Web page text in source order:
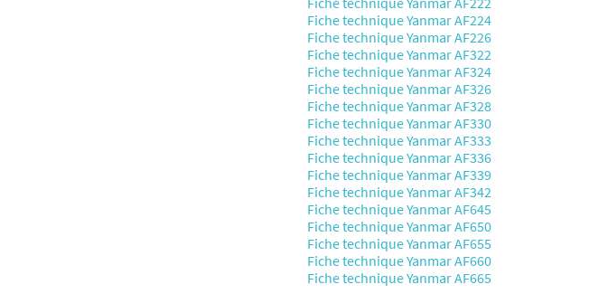
Fiche technique Yanmar AF224
Fiche technique Yanmar AF226
Fiche technique Yanmar AF322
Fiche technique Yanmar AF324
Fiche technique Yanmar AF326
Fiche technique Yanmar AF328
Fiche technique Yanmar AF330
Fiche technique Yanmar AF333
Fiche technique Yanmar AF336
Fiche technique Yanmar AF339
Fiche technique Yanmar AF342
Fiche technique Yanmar AF645
Fiche technique Yanmar AF650
Fiche technique Yanmar AF655
Fiche technique Yanmar AF660
Fiche technique Yanmar AF665